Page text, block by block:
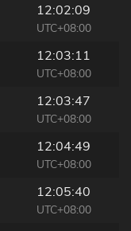
12:02:09
UTC+08:00
12:03:11
UTC+08:00
12:03:47
UTC+08:00
12:04:49
UTC+08:00
12:05:40
UTC+08:00